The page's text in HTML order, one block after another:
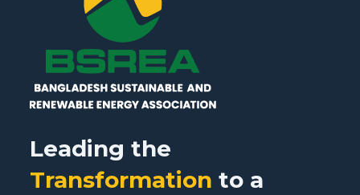
Leading the
Transformation to a